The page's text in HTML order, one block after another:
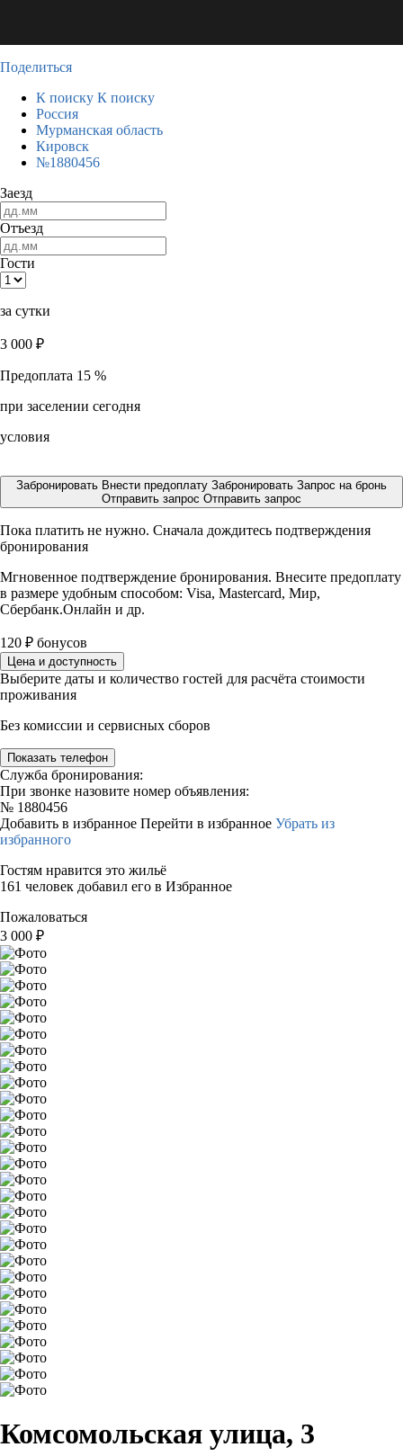
Поделиться
К поиску К поиску
Россия
Мурманская область
Кировск
№1880456
Заезд
Отъезд
Гости
за сутки
3 000 ₽
Предоплата 15 %
при заселении сегодня
условия
Забронировать Внести предоплату Забронировать Запрос на бронь
Отправить запрос Отправить запрос
Пока платить не нужно. Сначала дождитесь подтверждения
бронирования
Мгновенное подтверждение бронирования. Внесите предоплату
в размере удобным способом: Visa, Mastercard, Мир,
Сбербанк.Онлайн и др.
120 ₽ бонусов
Цена и доступность
Выберите даты и количество гостей для расчёта стоимости
проживания
Без комиссии и сервисных сборов
Показать телефон
Служба бронирования:
При звонке назовите номер объявления:
№ 1880456
Добавить в избранное Перейти в избранное Убрать из
избранного
Гостям нравится это жильё
161 человек добавил его в Избранное
Пожаловаться
3 000 ₽
Комсомольская улица, 3